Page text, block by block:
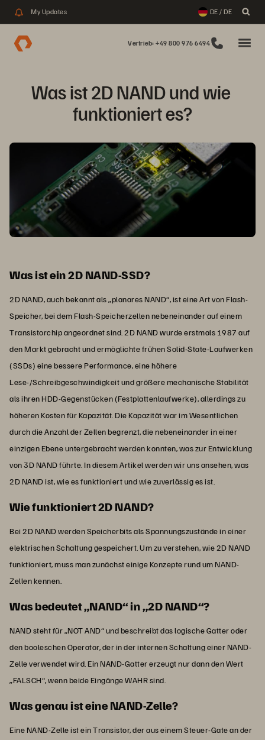
My Updates DE / DE
Vertrieb: +49 800 976 6494
Was ist 2D NAND und wie
funktioniert es?
Was ist ein 2D NAND-SSD?
2D NAND, auch bekannt als „planares NAND“, ist eine Art von Flash-
Speicher, bei dem Flash-Speicherzellen nebeneinander auf einem
Transistorchip angeordnet sind. 2D NAND wurde erstmals 1987 auf
den Markt gebracht und ermöglichte frühen Solid-State-Laufwerken
(SSDs) eine bessere Performance, eine höhere
Lese-/Schreibgeschwindigkeit und größere mechanische Stabilität
als ihren HDD-Gegenstücken (Festplattenlaufwerke), allerdings zu
höheren Kosten für Kapazität. Die Kapazität war im Wesentlichen
durch die Anzahl der Zellen begrenzt, die nebeneinander in einer
einzigen Ebene untergebracht werden konnten, was zur Entwicklung
von 3D NAND führte. In diesem Artikel werden wir uns ansehen, was
2D NAND ist, wie es funktioniert und wie zuverlässig es ist.
Wie funktioniert 2D NAND?
Bei 2D NAND werden Speicherbits als Spannungszustände in einer
elektrischen Schaltung gespeichert. Um zu verstehen, wie 2D NAND
funktioniert, muss man zunächst einige Konzepte rund um NAND-
Zellen kennen.
Was bedeutet „NAND“ in „2D NAND“?
NAND steht für „NOT AND“ und beschreibt das logische Gatter oder
den booleschen Operator, der in der internen Schaltung einer NAND-
Zelle verwendet wird. Ein NAND-Gatter erzeugt nur dann den Wert
„FALSCH“, wenn beide Eingänge WAHR sind.
Was genau ist eine NAND-Zelle?
Eine NAND-Zelle ist ein Transistor, der aus einem Steuer-Gate an der